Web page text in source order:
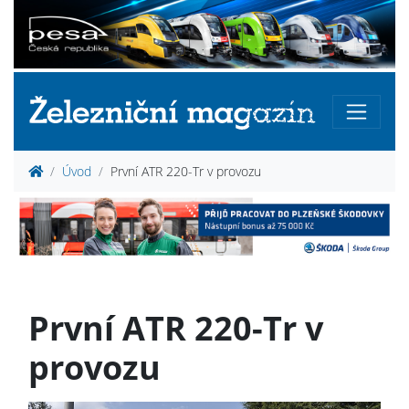
Úvod První ATR 220-Tr v provozu
První ATR 220-Tr v
provozu